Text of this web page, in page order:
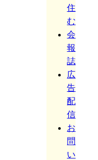
住
む
会
報
誌
広
告
配
信
お
問
い